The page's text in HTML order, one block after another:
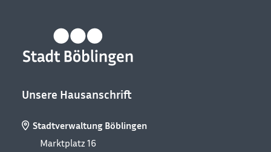
Unsere Hausanschrift
Stadtverwaltung Böblingen
Marktplatz 16